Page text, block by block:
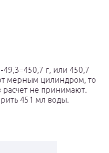
г, или 450,7
мерным цилиндром, то
расчет не принимают.
451 мл воды.